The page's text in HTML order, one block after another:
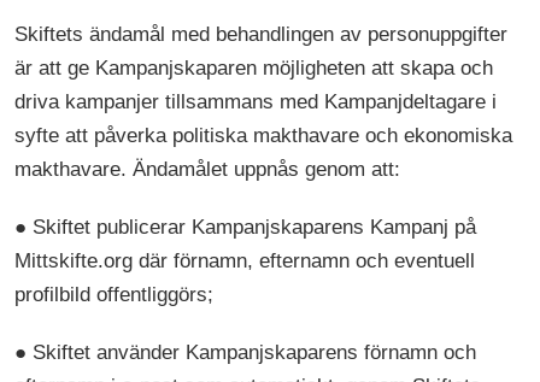
Skiftets ändamål med behandlingen av personuppgifter
är att ge Kampanjskaparen möjligheten att skapa och
driva kampanjer tillsammans med Kampanjdeltagare i
syfte att påverka politiska makthavare och ekonomiska
makthavare. Ändamålet uppnås genom att:
● Skiftet publicerar Kampanjskaparens Kampanj på
Mittskifte.org där förnamn, efternamn och eventuell
profilbild offentliggörs;
● Skiftet använder Kampanjskaparens förnamn och